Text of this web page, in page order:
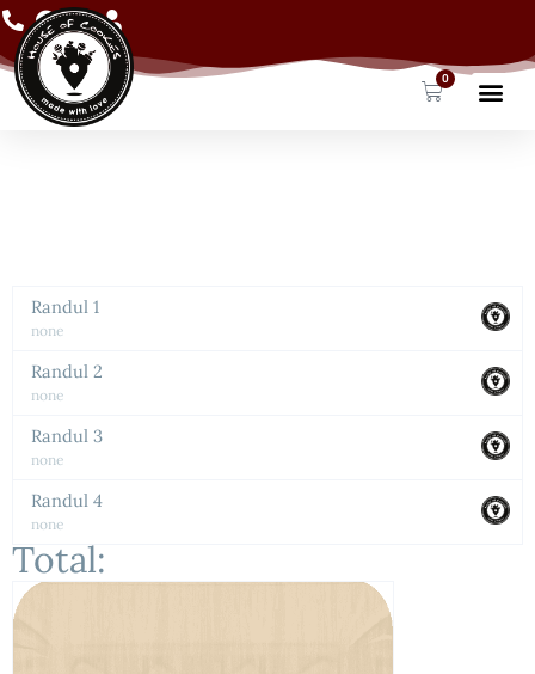
Skip
content
0
Cart
Randul 1
none
Randul 2
none
Randul 3
none
Randul 4
none
Total: